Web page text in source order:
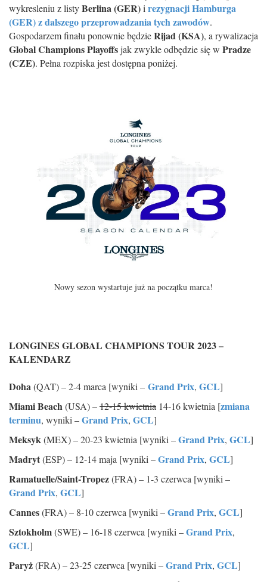
wykresleniu z listyBerlina (GER)i rezygnacji Hamburga
(GER) z dalszego przeprowadzania tych zawodów.
Gospodarzem finału ponownie będzieRijad (KSA), a rywalizacja
Global Champions Playoffsjak zwykle odbędzie się w Pradze
(CZE). Pełna rozpiska jest dostępna poniżej.
Nowy sezon wystartuje już na początku marca!
LONGINES GLOBAL CHAMPIONS TOUR 2023 –
KALENDARZ
Doha(QAT) – 2-4 marca [wyniki – Grand Prix, GCL]
Miami Beach(USA) –12-15 kwietnia 14-16 kwietnia [zmiana
terminu, wyniki –Grand Prix, GCL]
Meksyk(MEX) – 20-23 kwietnia [wyniki –Grand Prix, GCL]
Madryt(ESP) – 12-14 maja [wyniki –Grand Prix, GCL]
Ramatuelle/Saint-Tropez(FRA) – 1-3 czerwca [wyniki –
Grand Prix, GCL]
Cannes(FRA) – 8-10 czerwca [wyniki –Grand Prix, GCL]
Sztokholm(SWE) – 16-18 czerwca [wyniki –Grand Prix,
GCL]
Paryż(FRA) – 23-25 czerwca [wyniki –Grand Prix, GCL]